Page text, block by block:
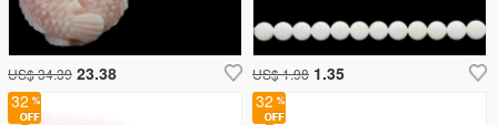
32
US$ 34.39 23.38 US$ 1.98 1.35
32